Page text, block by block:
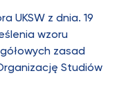
UKSW z dnia. 19
wzoru
zasad
Studiów